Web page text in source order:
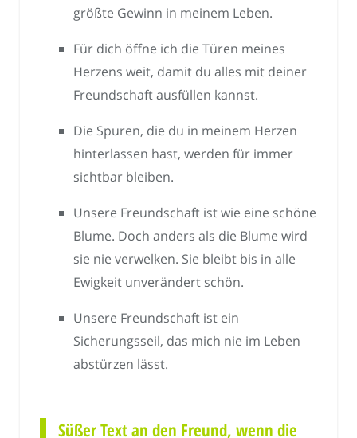
größte Gewinn in meinem Leben.
Für dich öffne ich die Türen meines
Herzens weit, damit du alles mit deiner
Freundschaft ausfüllen kannst.
Die Spuren, die du in meinem Herzen
hinterlassen hast, werden für immer
sichtbar bleiben.
Unsere Freundschaft ist wie eine schöne
Blume. Doch anders als die Blume wird
sie nie verwelken. Sie bleibt bis in alle
Ewigkeit unverändert schön.
Unsere Freundschaft ist ein
Sicherungsseil, das mich nie im Leben
abstürzen lässt.
Süßer Text an den Freund, wenn die